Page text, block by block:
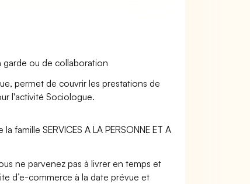
garde ou de collaboration
permet de couvrir les prestations de
l'activité Sociologue.
SERVICES A LA PERSONNE ET A
ne parvenez pas à livrer en temps et
d’e-commerce à la date prévue et